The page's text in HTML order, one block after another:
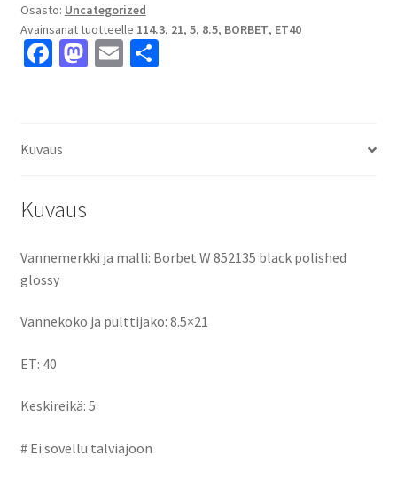
glossy
8.5x21"
5x114.3
Osasto: Uncategorized
Avainsanat tuotteelle 114.3, 21, 5, 8.5, BORBET, ET40
Fa
o
M E S
Kuvaus
Kuvaus
Vannemerkki ja malli: Borbet W 852135 black polished
glossy
Vannekoko ja pulttijako: 8.5×21
ET: 40
Keskireikä: 5
# Ei sovellu talviajoon